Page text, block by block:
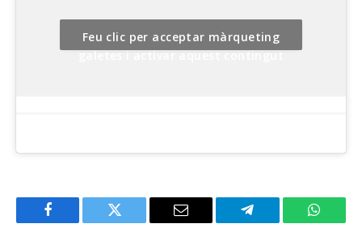
Feu clic per acceptar màrqueting
galetes i activar aquest contingut
Facebook Twitter Email Telegram